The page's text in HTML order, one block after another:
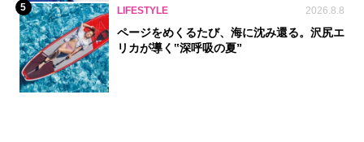
5 LIFESTYLE 2026.8.8
ページをめくるたび、海に沈み還る。沢尻エ
リカが導く‟深呼吸の夏”